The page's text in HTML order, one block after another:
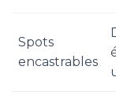
Spots
encastrables